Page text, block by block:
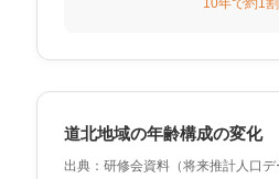
10年で約1
道北地域の年齢構成の変化
出典：研修会資料（将来推計人口デ